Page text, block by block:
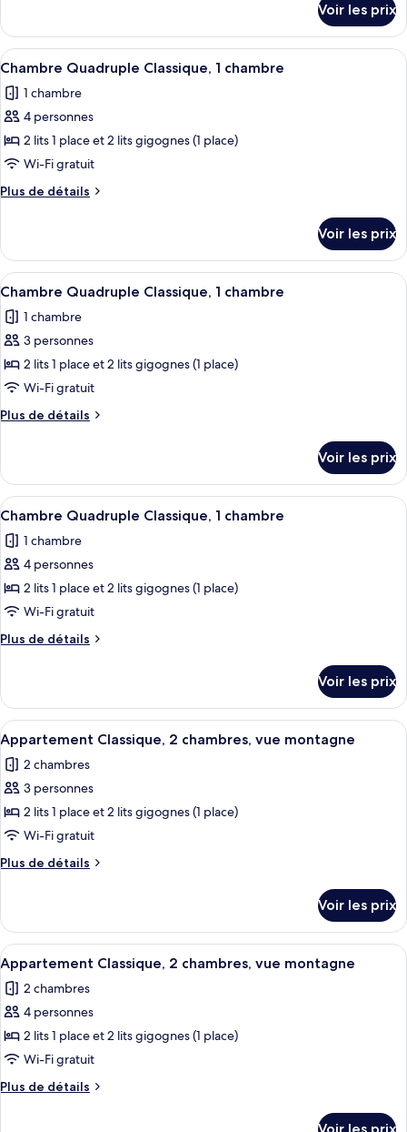
Chambre
Quadruple
Classique,
chambre
le
type
de
Chambre
Quadruple
chambre
Voir les prix
Afficher
toutes
les
photos
pour
ce
type
de
Chambre
Quadruple
Classique,
chambre
3
Chambre Quadruple Classique, 1 chambre
1 chambre
4 personnes
2 lits 1 place et 2 lits gigognes (1 place)
Wi-Fi gratuit
Plus de détails
Plus
le
type
de
Chambre
Quadruple
chambre
Voir les prix
Afficher
toutes
les
photos
pour
ce
type
de
Chambre
Quadruple
Classique,
chambre
3
Chambre Quadruple Classique, 1 chambre
1 chambre
3 personnes
2 lits 1 place et 2 lits gigognes (1 place)
Wi-Fi gratuit
Plus de détails
Plus
le
type
de
Chambre
Quadruple
chambre
Voir les prix
Afficher
toutes
les
photos
pour
ce
type
de
Chambre
Quadruple
Classique,
chambre
3
Chambre Quadruple Classique, 1 chambre
1 chambre
4 personnes
2 lits 1 place et 2 lits gigognes (1 place)
Wi-Fi gratuit
Plus de détails
Plus
le
type
de
chambre
Chambre
Quadruple
chambre
Voir les prix
Afficher
toutes
les
photos
pour
ce
type
de
Appartement
Classique,
2
chambres,
vue
montagne
5
Appartement Classique, 2 chambres, vue montagne
2 chambres
3 personnes
2 lits 1 place et 2 lits gigognes (1 place)
Wi-Fi gratuit
Plus de détails
Plus
le
type
de
chambre
Appartement
Classique,
chambres,
vue
Voir les prix
Afficher
toutes
les
photos
pour
ce
type
de
5
Appartement Classique, 2 chambres, vue montagne
2 chambres
4 personnes
2 lits 1 place et 2 lits gigognes (1 place)
Wi-Fi gratuit
Plus de détails
Plus